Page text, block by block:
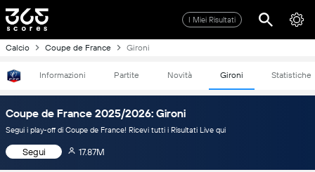
I Miei Risultati
Calcio Coupe de France Gironi
Informazioni Partite Novità Gironi Statistiche
Coupe de France 2025/2026: Gironi
Segui i play-off di Coupe de France! Ricevi tutti i Risultati Live qui
Segui 17.87M